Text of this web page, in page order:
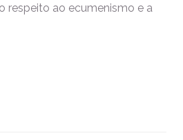
respeito ao ecumenismo e a